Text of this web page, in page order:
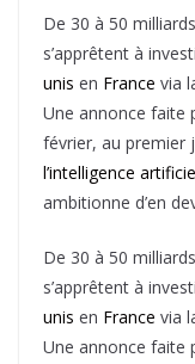
De 30 à 50
s’apprêtent à
unis en France via
Une annonce faite
février, au premier
l’intelligence
ambitionne d’en
De 30 à 50
s’apprêtent à
unis en France via
Une annonce faite